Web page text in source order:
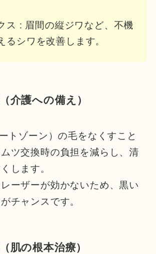
ス : 眉間の縦ジワなど、不機
るシワを改善します。
介護への備え）
トゾーン）の毛をなくすこと
ツ交換時の負担を減らし、清
します。
ーザーが効かないため、黒い
チャンスです。
肌の根本治療）